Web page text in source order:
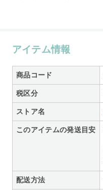
アイテム情報
商品コード
税区分
ストア名
このアイテムの発送目安
配送方法